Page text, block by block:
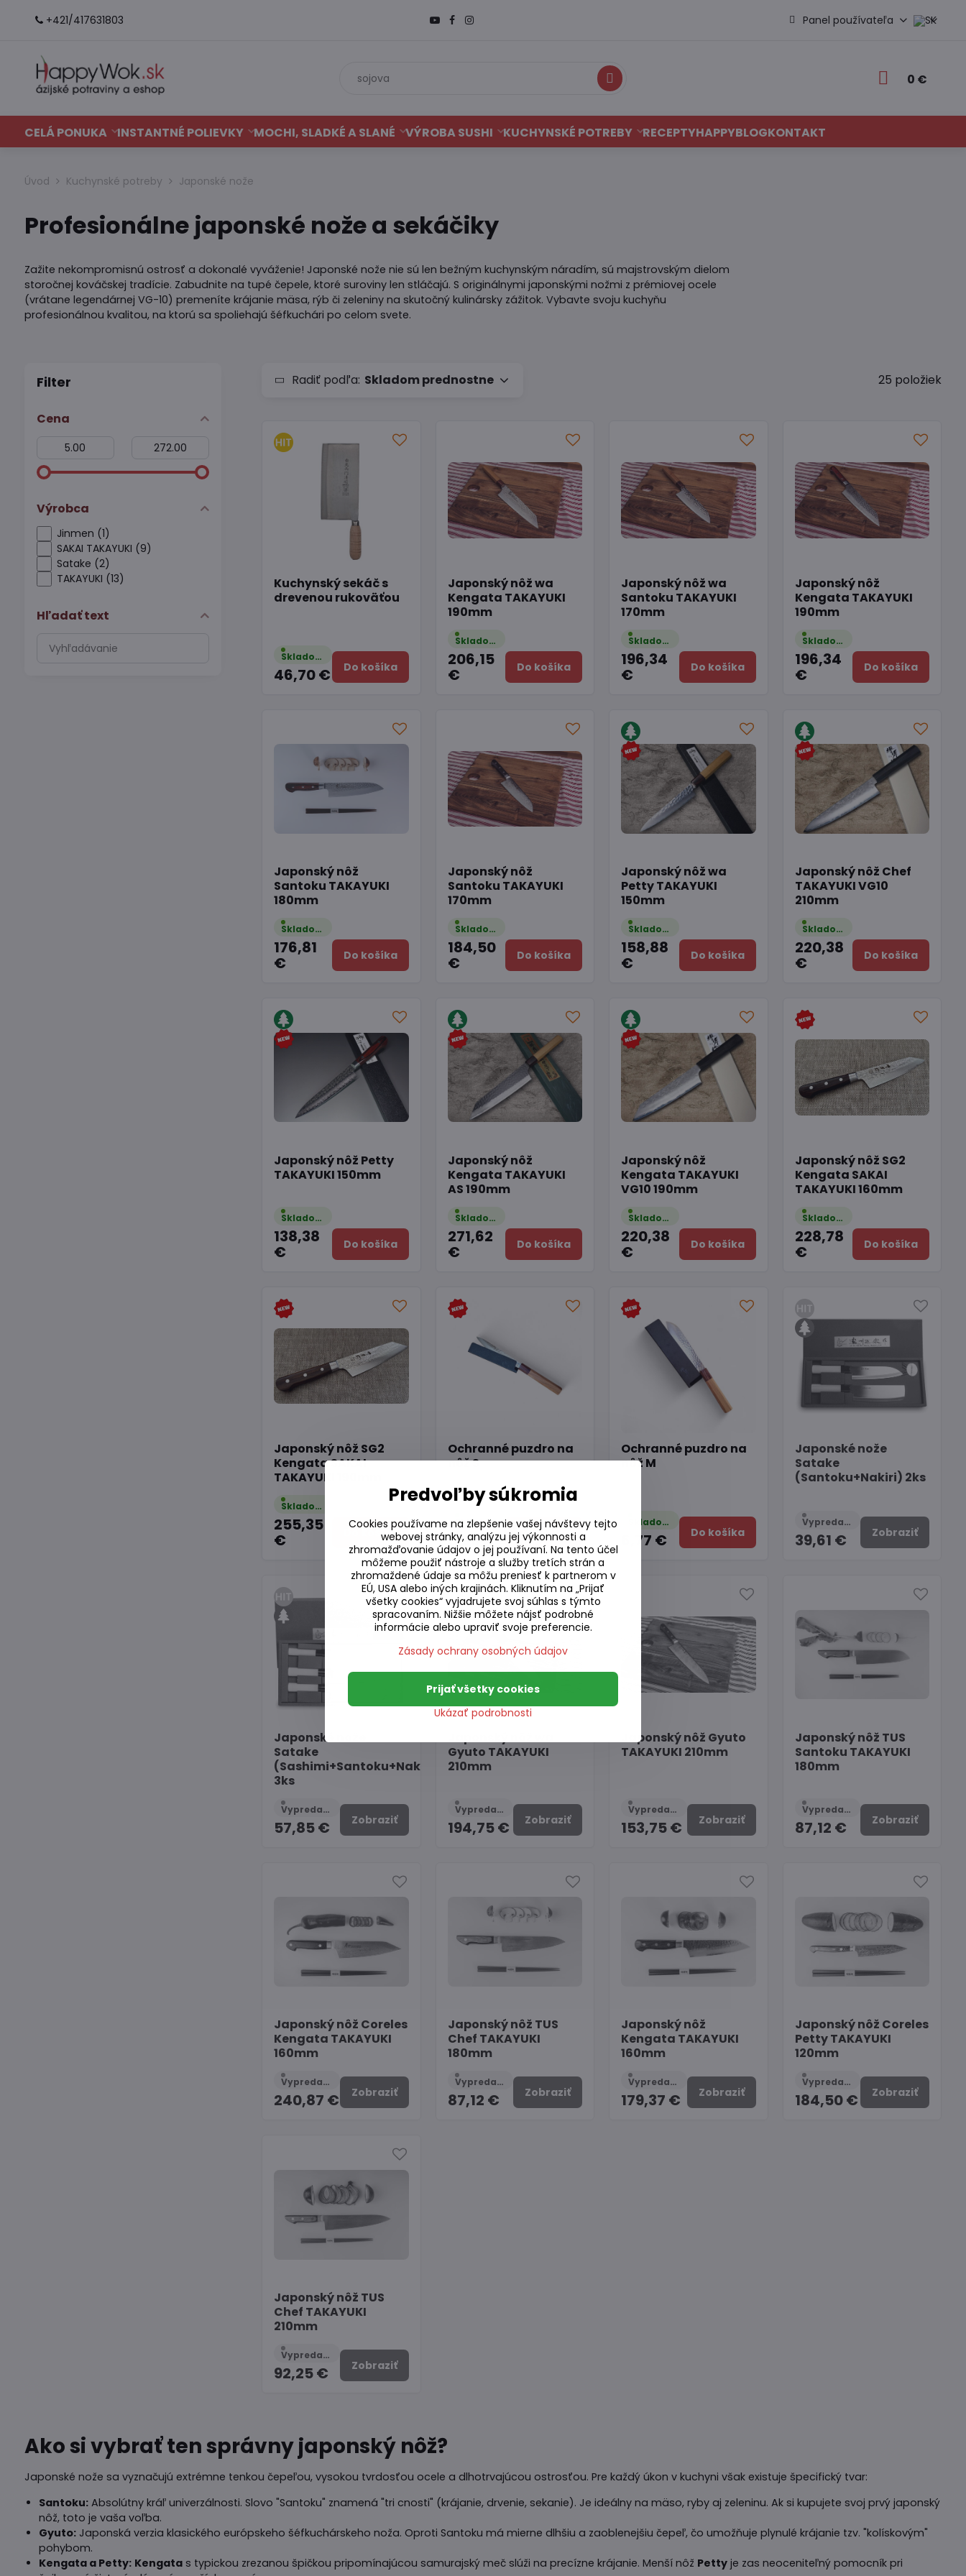
+421/417631803 Panel používateľa
Hľadať 0 €
CELÁ PONUKA INSTANTNÉ POLIEVKY MOCHI, SLADKÉ A SLANÉ VÝROBA SUSHI KUCHYNSKÉ POTREBY RECEPTYHAPPYBLOGKONTAKT
Úvod Kuchynské potreby Japonské nože
Profesionálne japonské nože a sekáčiky
Zažite nekompromisnú ostrosť a dokonalé vyváženie! Japonské nože nie sú len bežným kuchynským náradím, sú majstrovským dielom
storočnej kováčskej tradície. Zabudnite na tupé čepele, ktoré suroviny len stláčajú. S originálnymi japonskými nožmi z prémiovej ocele
(vrátane legendárnej VG-10) premeníte krájanie mäsa, rýb či zeleniny na skutočný kulinársky zážitok. Vybavte svoju kuchyňu
profesionálnou kvalitou, na ktorú sa spoliehajú šéfkuchári po celom svete.
Radiť podľa: Skladom prednostne 25 položiek
Kuchynský sekáč s
drevenou rukoväťou
Skladom
46,70 € Do košíka
Japonský nôž wa
Kengata TAKAYUKI
190mm
Skladom
206,15
€ Do košíka
Japonský nôž wa
Santoku TAKAYUKI
170mm
Skladom
196,34
€ Do košíka
Japonský nôž
Kengata TAKAYUKI
190mm
Skladom
196,34
€ Do košíka
Japonský nôž
Santoku TAKAYUKI
180mm
Skladom
176,81
€ Do košíka
Japonský nôž
Santoku TAKAYUKI
170mm
Skladom
184,50
€ Do košíka
Japonský nôž wa
Petty TAKAYUKI
150mm
Skladom
158,88
€ Do košíka
Japonský nôž Chef
TAKAYUKI VG10
210mm
Skladom
220,38
€ Do košíka
Japonský nôž Petty
TAKAYUKI 150mm
Skladom
138,38
€ Do košíka
Japonský nôž
Kengata TAKAYUKI
AS 190mm
Skladom
271,62
€ Do košíka
Japonský nôž
Kengata TAKAYUKI
VG10 190mm
Skladom
220,38
€ Do košíka
Japonský nôž SG2
Kengata SAKAI
TAKAYUKI 160mm
Skladom
228,78
€ Do košíka
Japonský nôž SG2
Kengata SAKAI
TAKAYUKI 190mm
Skladom
255,35
€ Do košíka
Ochranné puzdro na
nôž S
Skladom
5,90 € Do košíka
Ochranné puzdro na
nôž M
Skladom
6,77 € Do košíka
Japonské nože
Satake
(Santoku+Nakiri) 2ks
Vypredané
39,61 € Zobraziť
Japonské nože
Satake
(Sashimi+Santoku+Nakiri)
3ks
Vypredané
57,85 € Zobraziť
Gyuto TAKAYUKI
210mm
Vypredané
194,75 € Zobraziť
Japonský nôž Gyuto
TAKAYUKI 210mm
Vypredané
153,75 € Zobraziť
Japonský nôž TUS
Santoku TAKAYUKI
180mm
Vypredané
87,12 € Zobraziť
Japonský nôž Coreles
Kengata TAKAYUKI
160mm
Vypredané
240,87 € Zobraziť
Japonský nôž TUS
Chef TAKAYUKI
180mm
Vypredané
87,12 € Zobraziť
Japonský nôž
Kengata TAKAYUKI
160mm
Vypredané
179,37 € Zobraziť
Japonský nôž Coreles
Petty TAKAYUKI
120mm
Vypredané
184,50 € Zobraziť
Japonský nôž TUS
Chef TAKAYUKI
210mm
Vypredané
92,25 € Zobraziť
Filter
Cena
Výrobca
Jinmen (1)
SAKAI TAKAYUKI (9)
Satake (2)
TAKAYUKI (13)
Hľadať text
Prehľadať
výsledky
Ako si vybrať ten správny japonský nôž?
Japonské nože sa vyznačujú extrémne tenkou čepeľou, vysokou tvrdosťou ocele a dlhotrvajúcou ostrosťou. Pre každý úkon v kuchyni však existuje špecifický tvar:
Santoku:Absolútny kráľ univerzálnosti. Slovo "Santoku" znamená "tri cnosti" (krájanie, drvenie, sekanie). Je ideálny na mäso, ryby aj zeleninu. Ak si kupujete svoj prvý japonský
nôž, toto je vaša voľba.
Gyuto:Japonská verzia klasického európskeho šéfkuchárskeho noža. Oproti Santoku má mierne dlhšiu a zaoblenejšiu čepeľ, čo umožňuje plynulé krájanie tzv. "kolískovým"
pohybom.
Kengata a Petty: Kengatas typickou zrezanou špičkou pripomínajúcou samurajský meč slúži na precízne krájanie. Menší nôž Pettyje zas neoceniteľný pomocník pri
Predvoľby súkromia
Cookies používame na zlepšenie vašej návštevy tejto
webovej stránky, analýzu jej výkonnosti a
zhromažďovanie údajov o jej používaní. Na tento účel
môžeme použiť nástroje a služby tretích strán a
zhromaždené údaje sa môžu preniesť k partnerom v
EÚ, USA alebo iných krajinách. Kliknutím na „Prijať
všetky cookies“ vyjadrujete svoj súhlas s týmto
spracovaním. Nižšie môžete nájsť podrobné
informácie alebo upraviť svoje preferencie.
Zásady ochrany osobných údajov
Ukázať podrobnosti
Prijať všetky cookies